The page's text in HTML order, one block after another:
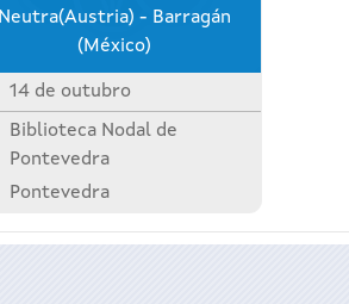
Neutra(Austria) - Barragán
(México)
14 de outubro
Biblioteca Nodal de
Pontevedra
Pontevedra